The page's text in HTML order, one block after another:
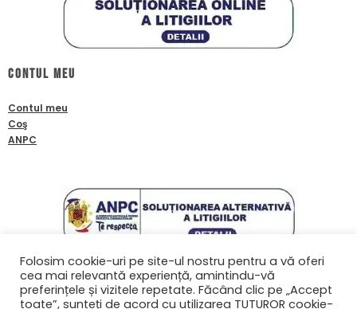
Contul meu
Contul meu
Coş
ANPC
Contact
Folosim cookie-uri pe site-ul nostru pentru a vă oferi
cea mai relevantă experiență, amintindu-vă
preferințele și vizitele repetate. Făcând clic pe „Accept
toate”, sunteți de acord cu utilizarea TUTUROR cookie-